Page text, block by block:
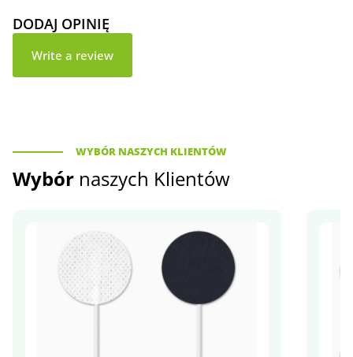
DODAJ OPINIĘ
Write a review
WYBÓR NASZYCH KLIENTÓW
Wybór naszych Klientów